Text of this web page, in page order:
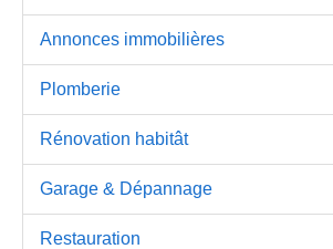
Annonces immobilières
Plomberie
Rénovation habitât
Garage & Dépannage
Restauration